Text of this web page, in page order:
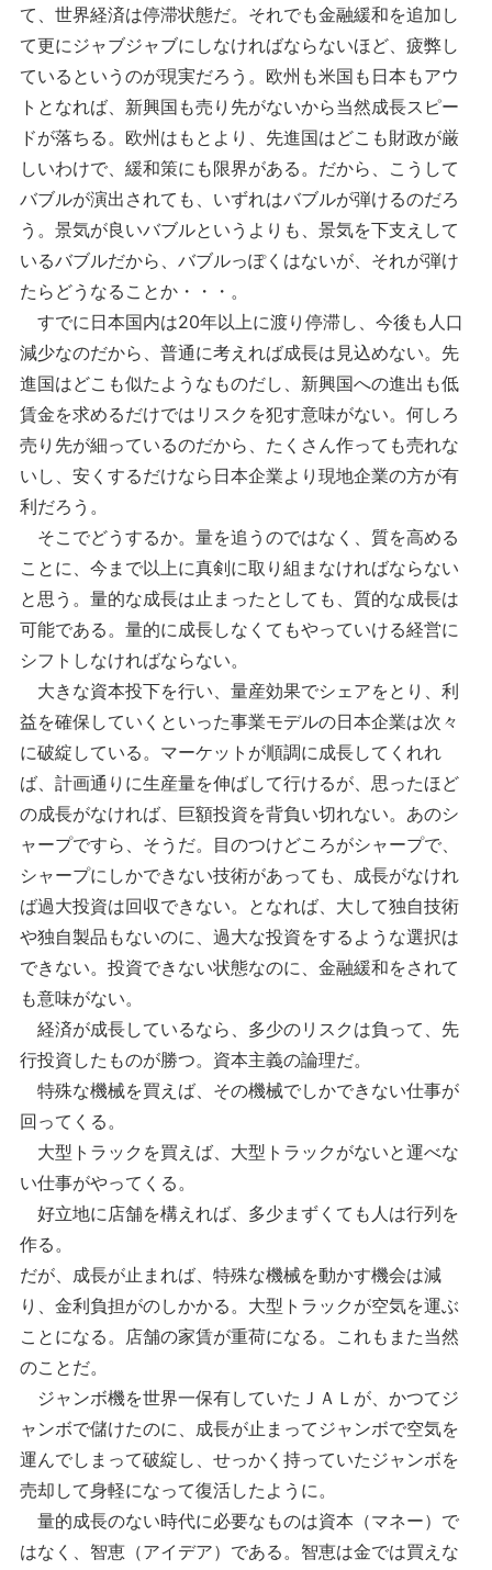
て、世界経済は停滞状態だ。それでも金融緩和を追加し
て更にジャブジャブにしなければならないほど、疲弊し
ているというのが現実だろう。欧州も米国も日本もアウ
トとなれば、新興国も売り先がないから当然成長スピー
ドが落ちる。欧州はもとより、先進国はどこも財政が厳
しいわけで、緩和策にも限界がある。だから、こうして
バブルが演出されても、いずれはバブルが弾けるのだろ
う。景気が良いバブルというよりも、景気を下支えして
いるバブルだから、バブルっぽくはないが、それが弾け
たらどうなることか・・・。
すでに日本国内は20年以上に渡り停滞し、今後も人口
減少なのだから、普通に考えれば成長は見込めない。先
進国はどこも似たようなものだし、新興国への進出も低
賃金を求めるだけではリスクを犯す意味がない。何しろ
売り先が細っているのだから、たくさん作っても売れな
いし、安くするだけなら日本企業より現地企業の方が有
利だろう。
そこでどうするか。量を追うのではなく、質を高める
ことに、今まで以上に真剣に取り組まなければならない
と思う。量的な成長は止まったとしても、質的な成長は
可能である。量的に成長しなくてもやっていける経営に
シフトしなければならない。
大きな資本投下を行い、量産効果でシェアをとり、利
益を確保していくといった事業モデルの日本企業は次々
に破綻している。マーケットが順調に成長してくれれ
ば、計画通りに生産量を伸ばして行けるが、思ったほど
の成長がなければ、巨額投資を背負い切れない。あのシ
ャープですら、そうだ。目のつけどころがシャープで、
シャープにしかできない技術があっても、成長がなけれ
ば過大投資は回収できない。となれば、大して独自技術
や独自製品もないのに、過大な投資をするような選択は
できない。投資できない状態なのに、金融緩和をされて
も意味がない。
経済が成長しているなら、多少のリスクは負って、先
行投資したものが勝つ。資本主義の論理だ。
特殊な機械を買えば、その機械でしかできない仕事が
回ってくる。
大型トラックを買えば、大型トラックがないと運べな
い仕事がやってくる。
好立地に店舗を構えれば、多少まずくても人は行列を
作る。
だが、成長が止まれば、特殊な機械を動かす機会は減
り、金利負担がのしかかる。大型トラックが空気を運ぶ
ことになる。店舗の家賃が重荷になる。これもまた当然
のことだ。
ジャンボ機を世界一保有していたＪＡＬが、かつてジ
ャンボで儲けたのに、成長が止まってジャンボで空気を
運んでしまって破綻し、せっかく持っていたジャンボを
売却して身軽になって復活したように。
量的成長のない時代に必要なものは資本（マネー）で
はなく、智恵（アイデア）である。智恵は金では買えな